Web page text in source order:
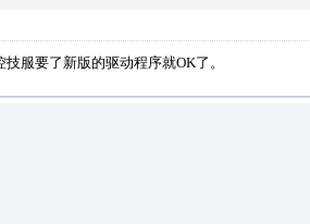
服要了新版的驱动程序就OK了。